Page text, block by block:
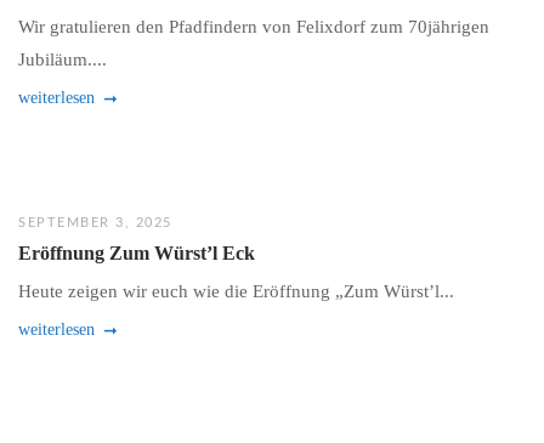
Wir gratulieren den Pfadfindern von Felixdorf zum 70jährigen
Jubiläum....
weiterlesen
SEPTEMBER 3, 2025
Eröffnung Zum Würst’l Eck
Heute zeigen wir euch wie die Eröffnung „Zum Würst’l...
weiterlesen